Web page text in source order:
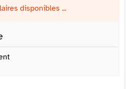
disponibles ...